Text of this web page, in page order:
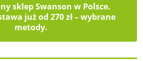
sklep Swanson w Polsce.
już od 270 zł – wybrane
metody.